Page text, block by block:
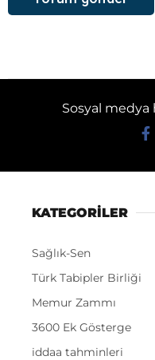
Sosyal medya
KATEGORİLER
Sağlık-Sen
Türk Tabipler Birliği
Memur Zammı
3600 Ek Gösterge
iddaa tahminleri